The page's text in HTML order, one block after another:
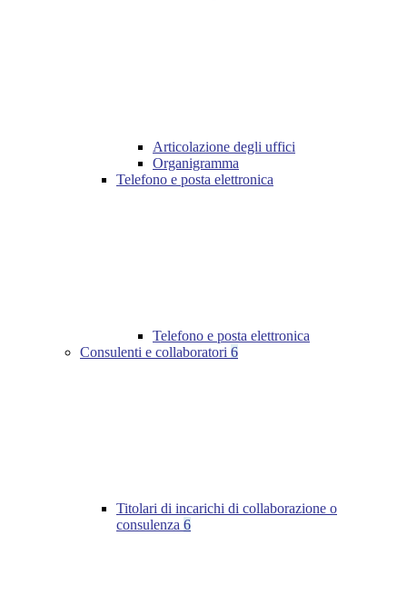
Articolazione degli uffici
Organigramma
Telefono e posta elettronica
Telefono e posta elettronica
Consulenti e collaboratori 6
Titolari di incarichi di collaborazione o
consulenza 6